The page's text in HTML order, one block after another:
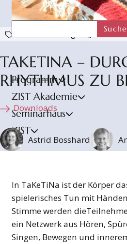
Programm
ZIST Akademie
Seminarhaus
ZIST
TAKETINA –
RHYTHMUS ZU
Downloads
Astrid Bosshard
In TaKeTiNa ist der Körper
spielerisches Tun mit
Stimme werden
ein Netzwerk aus Hören,
Singen, Bewegen und